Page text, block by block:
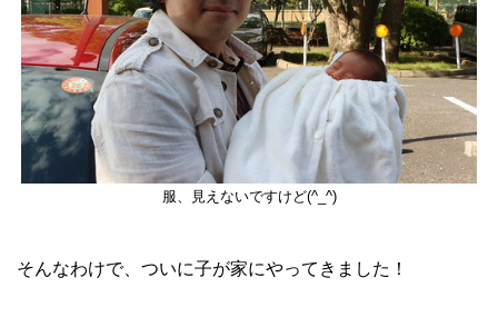
服、見えないですけど(^_^)
そんなわけで、ついに子が家にやってきました！